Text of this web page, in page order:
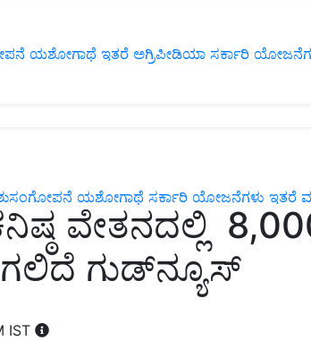
ಯಶೋಗಾಥೆ ಇತರೆ ಅಗ್ರಿಪೀಡಿಯಾ ಸರ್ಕಾರಿ
ಯಶೋಗಾಥೆ ಸರ್ಕಾರಿ ಯೋಜನೆಗಳು ಇತರೆ
ವೇತನದಲ್ಲಿ
ಗುಡ್‌ನ್ಯೂಸ್‌
IST